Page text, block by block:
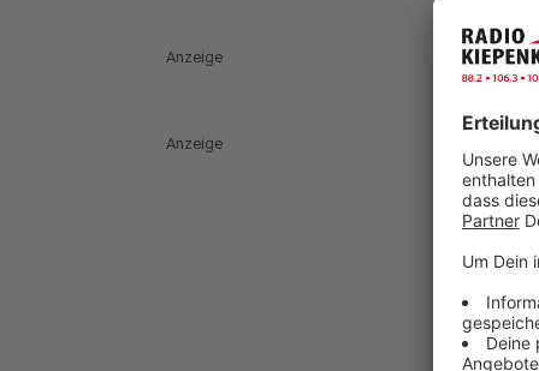
Anzeige
Anzeige